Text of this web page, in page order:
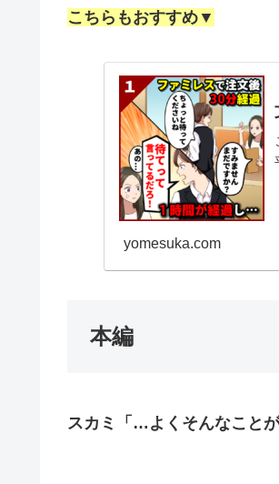
こちらもおすすめ▼
yomesuka.com
本編
スカミ「…よくそんなことが